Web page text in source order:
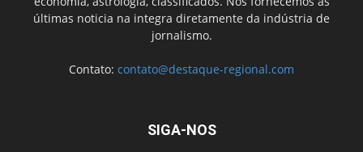
últimas noticia na integra diretamente da indústria de
jornalismo.
Contato: contato@destaque-regional.com
SIGA-NOS